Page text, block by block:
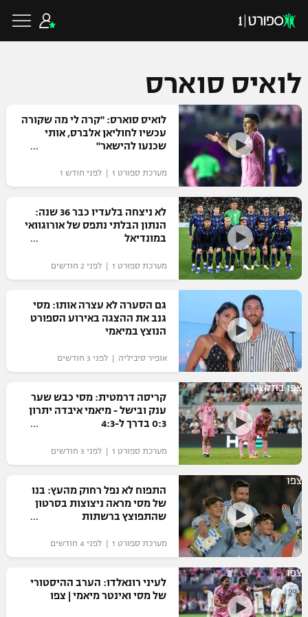
VOD
רץ ברשת
תוצאות
לוח שידורים
ברחבה
"מעל הליגה" – פודקאסט
כדורגל ישראלי
ליגת העל
גביע הטוטו
ליגיונרים
גביע המדינה
נבחרת ישראל
מכבי חיפה
בית"ר ירושלים
מכבי תל אביב
הפועל תל אביב
הפועל חיפה
הפועל באר שבע
מכבי נתניה
בני יהודה
כדורגל עולמי
ליגת האלופות
ליגה אירופית
ליגה אנגלית
ליגה גרמנית
ליגה ספרדית
ליגה איטלקית
ליגה צרפתית
ליגה הולנדית
ליגה סינית
ליגה ברזילאית
ליגות נוספות
כדורסל ישראלי
ליגת ווינר סל
ליגה לאומית
כדורסל נשים
מכבי תל אביב
הפועל חולון
הפועל ירושלים
דני אבדיה
כדורסל עולמי
יורוליג
יורוקאפ
ענפים נוספים
טניס
כדוריד
כדורעף
שחייה
ג'ודו
אגרוף
ספורט אולימפי
UFC
היאבקות WWE
לואיס סוארס
לואיס סוארס: "קרה לי מה שקורה
עכשיו לחוליאן אלברס, אותי
שכנעו להישאר"
מערכת ספורט 1 | לפני חודש 1
לא ניצחה בלעדיו כבר 36 שנה:
הנתון הבלתי נתפס של אורוגוואי
במונדיאל
מערכת ספורט 1 | לפני 2 חודשים
גם הסערה לא עצרה אותו: מסי
גנב את ההצגה באירוע הספורט
הנוצץ במיאמי
אופיר סיביליה | לפני 3 חודשים
צפו בתקציר
קריסה דרמטית: מסי כבש שער
ענק ובישל - מיאמי איבדה יתרון
0:3 בדרך ל-4:3
מערכת ספורט 1 | לפני 3 חודשים
צפו
התפוח לא נפל רחוק מהעץ: בנו
של מסי מראה ניצוצות בסרטון
שהתפוצץ ברשתות
מערכת ספורט 1 | לפני 4 חודשים
צפו
לעיני רונאלדו: הערב ההיסטורי
של מסי ואינטר מיאמי | צפו